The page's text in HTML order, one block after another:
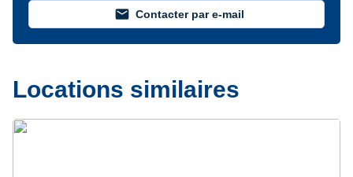
mail Contacter par e-mail
Locations similaires
Précédent
Suivant